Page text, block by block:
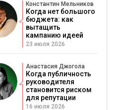
Константин Мельников
Когда нет большого
бюджета: как
вытащить
кампанию идеей
23 июля 2026
Анастасия Джогола
Когда публичность
руководителя
становится риском
для репутации
16 июля 2026